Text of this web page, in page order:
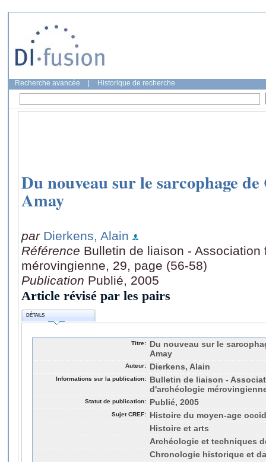
Recherche avancée Historique de recherche
Du nouveau sur le sarcophage
Amay
par Dierkens, Alain
Référence Bulletin de liaison -
mérovingienne, 29, page (56-58)
Publication Publié, 2005
Article révisé par les pairs
DÉTAILS
Titre:
Du nouveau sur le
Amay
Auteur: Dierkens, Alain
Informations sur la publication:
Bulletin de liaison -
d'archéologie
Statut de publication: Publié, 2005
Sujet CREF:
Histoire du moyen-age
Histoire et arts
Archéologie et techniques
Chronologie historique et